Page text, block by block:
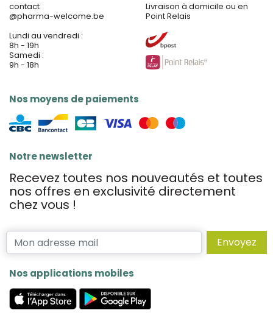
contact
@pharma-welcome.be
Lundi au vendredi :
8h - 19h
Samedi :
9h - 18h
Nos moyens de paiements
Livraison à domicile ou en
Point Relais
Notre newsletter
Recevez toutes nos nouveautés et toutes
nos offres en exclusivité directement
chez vous !
Envoyez
Nos applications mobiles